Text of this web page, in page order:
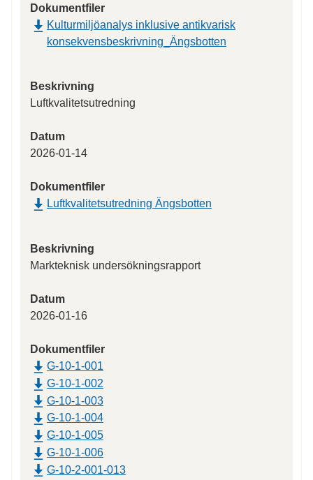
Dokumentfiler
Kulturmiljöanalys inklusive antikvarisk
konsekvensbeskrivning_Ängsbotten
Beskrivning
Luftkvalitetsutredning
Datum
2026-01-14
Dokumentfiler
Luftkvalitetsutredning Ängsbotten
Beskrivning
Markteknisk undersökningsrapport
Datum
2026-01-16
Dokumentfiler
G-10-1-001
G-10-1-002
G-10-1-003
G-10-1-004
G-10-1-005
G-10-1-006
G-10-2-001-013